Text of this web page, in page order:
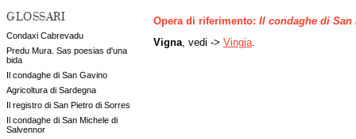
GLOSSARI
Condaxi Cabrevadu
Predu Mura. Sas poesias d'una
bida
Il condaghe di San Gavino
Agricoltura di Sardegna
Il registro di San Pietro di Sorres
Il condaghe di San Michele di
Salvennor
Opera di riferimento: Il condaghe di San
Vigna , vedi -> Vingia